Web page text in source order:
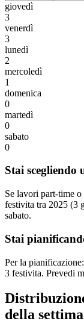
giovedì
3
venerdì
3
lunedì
2
mercoledì
1
domenica
0
martedì
0
sabato
0
Stai scegliendo
Se lavori part-time
festivita tra 2025 (3
sabato.
Stai
Per la
3 festivita. Prevedi
della